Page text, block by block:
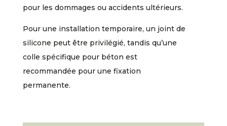
pour les dommages ou accidents ultérieurs.
Pour une installation temporaire, un joint de
silicone peut être privilégié, tandis qu’une
colle spécifique pour béton est
recommandée pour une fixation
permanente.